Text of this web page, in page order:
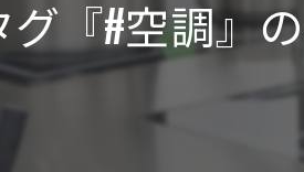
グ『#空調』